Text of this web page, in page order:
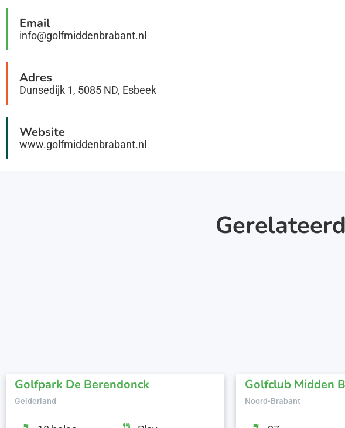
Email
info@golfmiddenbrabant.nl
Adres
Dunsedijk 1, 5085 ND, Esbeek
Website
www.golfmiddenbrabant.nl
Golfpark De Berendonck
Gelderland
Golfclub Midden
Noord-Brabant